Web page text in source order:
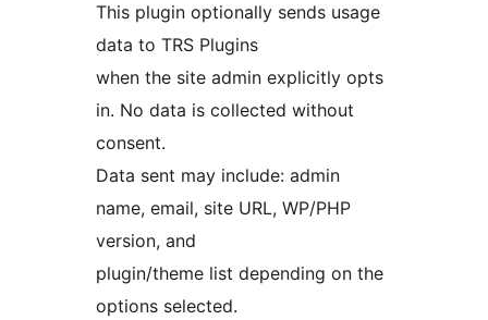
This plugin optionally sends usage
data to TRS Plugins
when the site admin explicitly opts
in. No data is collected without
consent.
Data sent may include: admin
name, email, site URL, WP/PHP
version, and
plugin/theme list depending on the
options selected.